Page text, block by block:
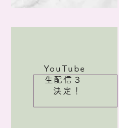
YouTube
生配信３
決定！